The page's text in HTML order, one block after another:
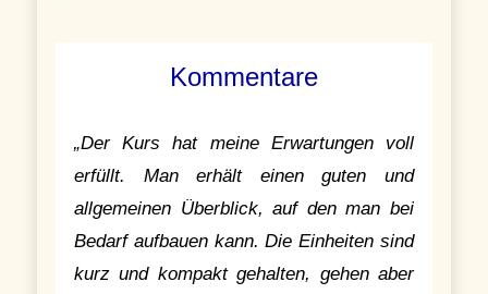
Kommentare
„Der Kurs hat meine Erwartungen voll
erfüllt. Man erhält einen guten und
allgemeinen Überblick, auf den man bei
Bedarf aufbauen kann. Die Einheiten sind
kurz und kompakt gehalten, gehen aber